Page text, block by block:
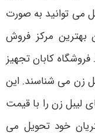
می ‌توانید به صورت
بهترین مرکز فروش
کابان تجهیز
زن می‌ شناسند. این
لیبل زن را با قیمت
خود تحویل می‌